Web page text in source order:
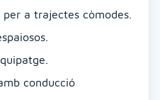
a trajectes còmodes.
conducció